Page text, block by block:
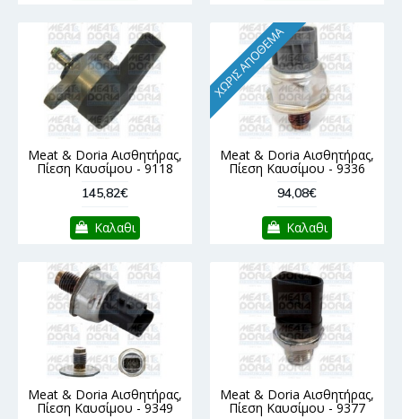
Meat & Doria Αισθητήρας,
Πίεση Καυσίμου - 9118
145,82€
Καλαθι
ΧΩΡΊΣ ΑΠΌΘΕΜΑ
Meat & Doria Αισθητήρας,
Πίεση Καυσίμου - 9336
94,08€
Καλαθι
Meat & Doria Αισθητήρας,
Πίεση Καυσίμου - 9349
Meat & Doria Αισθητήρας,
Πίεση Καυσίμου - 9377